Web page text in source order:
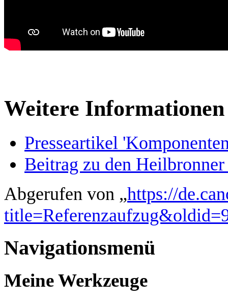
Weitere Informationen
Presseartikel
Beitrag zu den
Abgerufen von „https://
Navigationsmenü
Meine Werkzeuge